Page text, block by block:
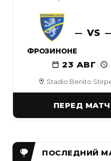
Stadio Benito
ФРОЗИНОНЕ
VS
23 АВГ
ПЕРЕД